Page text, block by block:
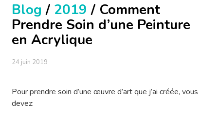
Blog / 2019 / Comment
Prendre Soin d’une Peinture
en Acrylique
24 juin 2019
Pour prendre soin d’une œuvre d’art que j’ai créée, vous
devez: